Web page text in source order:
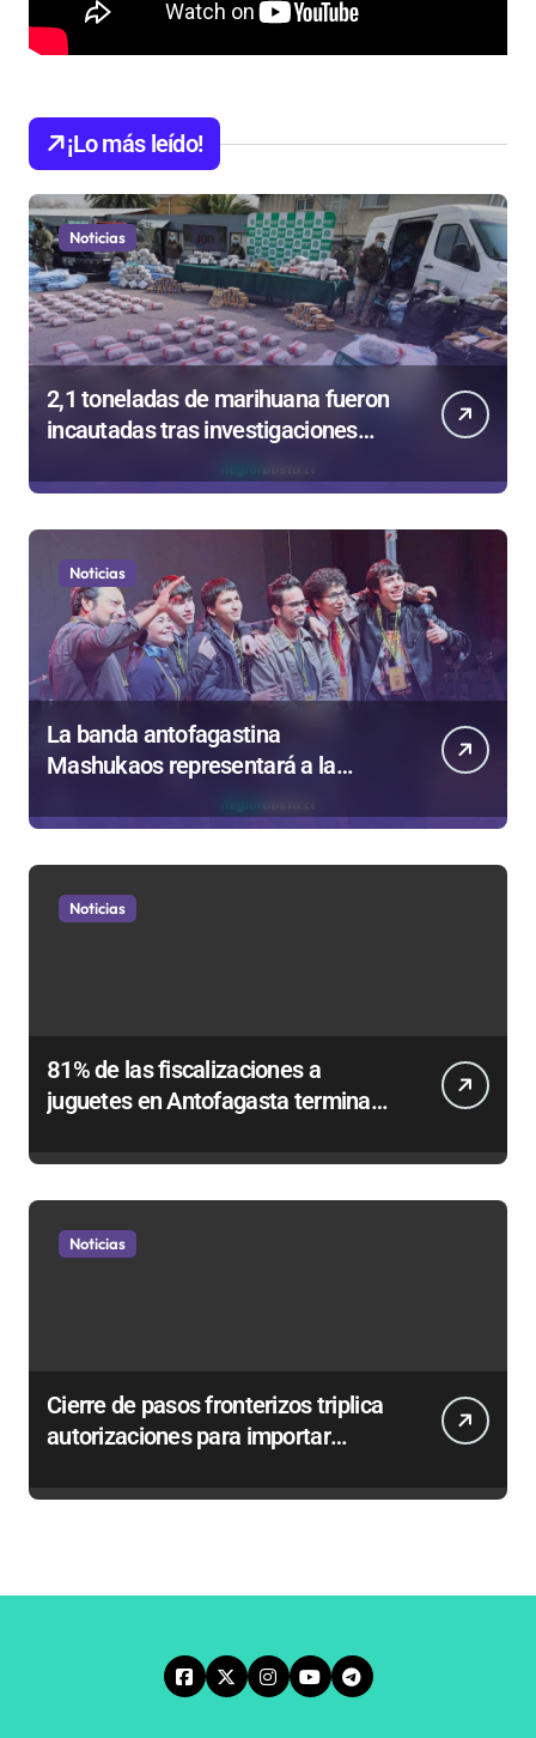
¡Lo más leído!
Noticias
2,1 toneladas de marihuana fueron
incautadas tras investigaciones
Noticias
La banda antofagastina
Mashukaos representará a la
de Valparaíso
Noticias
81% de las fiscalizaciones a
juguetes en Antofagasta termina
Noticias
Cierre de pasos fronterizos triplica
autorizaciones para importar